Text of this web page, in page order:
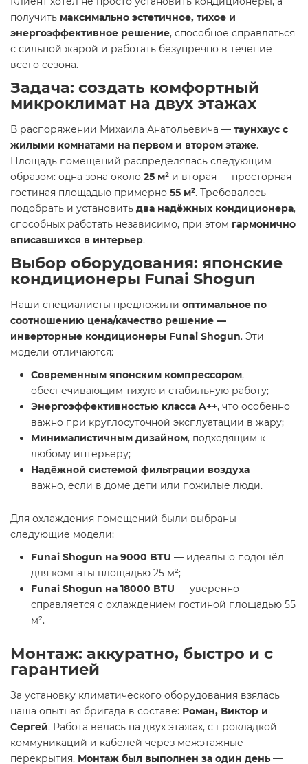
получить максимально эстетичное, тихое и
энергоэффективное решение, способное справляться
с сильной жарой и работать безупречно в течение
всего сезона.
Задача: создать комфортный
микроклимат на двух этажах
В распоряжении Михаила Анатольевича — таунхаус с
жилыми комнатами на первом и втором этаже.
Площадь помещений распределялась следующим
образом: одна зона около 25 м² и вторая — просторная
гостиная площадью примерно 55 м². Требовалось
подобрать и установить два надёжных кондиционера,
способных работать независимо, при этом гармонично
вписавшихся в интерьер.
Выбор оборудования: японские
кондиционеры Funai Shogun
Наши специалисты предложили оптимальное по
соотношению цена/качество решение —
инверторные кондиционеры Funai Shogun. Эти
модели отличаются:
Современным японским компрессором,
обеспечивающим тихую и стабильную работу;
Энергоэффективностью класса A++, что особенно
важно при круглосуточной эксплуатации в жару;
Минималистичным дизайном, подходящим к
любому интерьеру;
Надёжной системой фильтрации воздуха —
важно, если в доме дети или пожилые люди.
Для охлаждения помещений были выбраны
следующие модели:
Funai Shogun на 9000 BTU — идеально подошёл
для комнаты площадью 25 м²;
Funai Shogun на 18000 BTU — уверенно
справляется с охлаждением гостиной площадью 55
м².
Монтаж: аккуратно, быстро и с
гарантией
За установку климатического оборудования взялась
наша опытная бригада в составе: Роман, Виктор и
Сергей. Работа велась на двух этажах, с прокладкой
коммуникаций и кабелей через межэтажные
перекрытия. Монтаж был выполнен за один день —